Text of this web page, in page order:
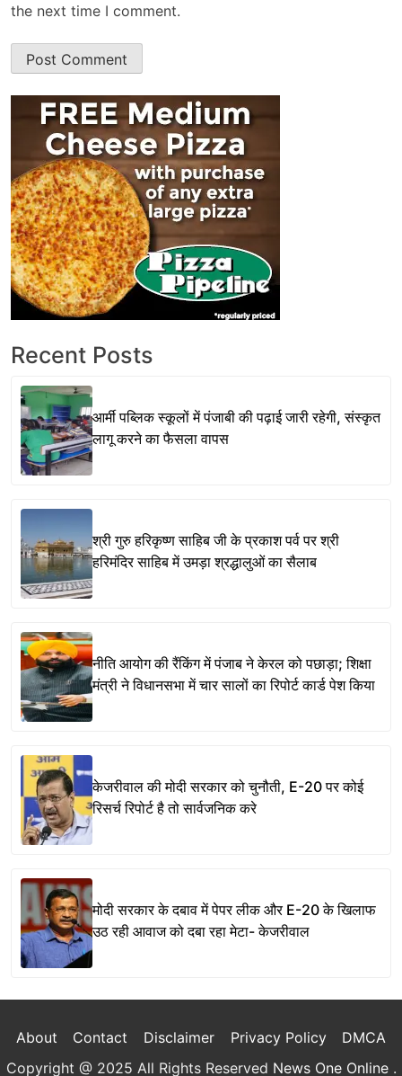
the next time I comment.
Recent Posts
आर्मी पब्लिक स्कूलों में पंजाबी की पढ़ाई जारी रहेगी, संस्कृत
लागू करने का फैसला वापस
श्री गुरु हरिकृष्ण साहिब जी के प्रकाश पर्व पर श्री
हरिमंदिर साहिब में उमड़ा श्रद्धालुओं का सैलाब
नीति आयोग की रैंकिंग में पंजाब ने केरल को पछाड़ा; शिक्षा
मंत्री ने विधानसभा में चार सालों का रिपोर्ट कार्ड पेश किया
केजरीवाल की मोदी सरकार को चुनौती, E-20 पर कोई
रिसर्च रिपोर्ट है तो सार्वजनिक करे
मोदी सरकार के दबाव में पेपर लीक और E-20 के खिलाफ
उठ रही आवाज को दबा रहा मेटा- केजरीवाल
About Contact Disclaimer Privacy Policy
DMCA
Copyright @ 2025 All Rights Reserved News One Online .